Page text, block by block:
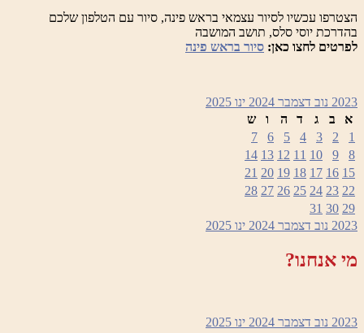
הצטרפו עכשיו לסיור עצמאי בראש פינה, סיור עם הטלפון שלכם
בהדרכת יוסי סלס, תושב המושבה
לפרטים לחצו כאן: סיור בראש פינה
2023 נוב דצמבר 2024 ינו 2025
א
ב ג ד ה ו
ש
1
2
3
4
5
6
7
8
9
10
11
12
13
14
15
16
17
18
19
20
21
22
23
24
25
26
27
28
29
30
31
2023 נוב דצמבר 2024 ינו 2025
מי אנחנו?
2023 נוב דצמבר 2024 ינו 2025